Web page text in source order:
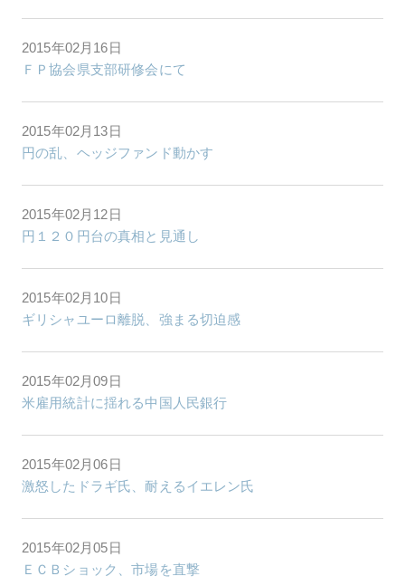
2015年02月16日
ＦＰ協会県支部研修会にて
2015年02月13日
円の乱、ヘッジファンド動かす
2015年02月12日
円１２０円台の真相と見通し
2015年02月10日
ギリシャユーロ離脱、強まる切迫感
2015年02月09日
米雇用統計に揺れる中国人民銀行
2015年02月06日
激怒したドラギ氏、耐えるイエレン氏
2015年02月05日
ＥＣＢショック、市場を直撃